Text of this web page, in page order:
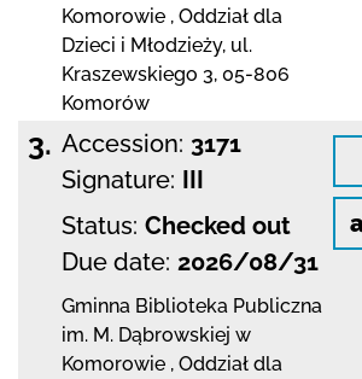
Komorowie , Oddział dla
Dzieci i Młodzieży, ul.
Kraszewskiego 3, 05-806
Komorów
3. Accession: 3171
Signature: III
Status: Checked out
Due date: 2026/08/31
Gminna Biblioteka Publiczna
im. M. Dąbrowskiej w
Komorowie , Oddział dla